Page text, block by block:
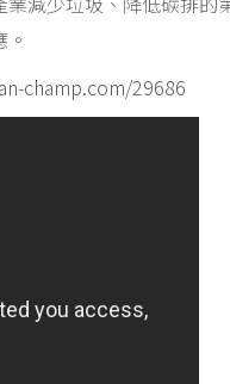
champ.com/29686